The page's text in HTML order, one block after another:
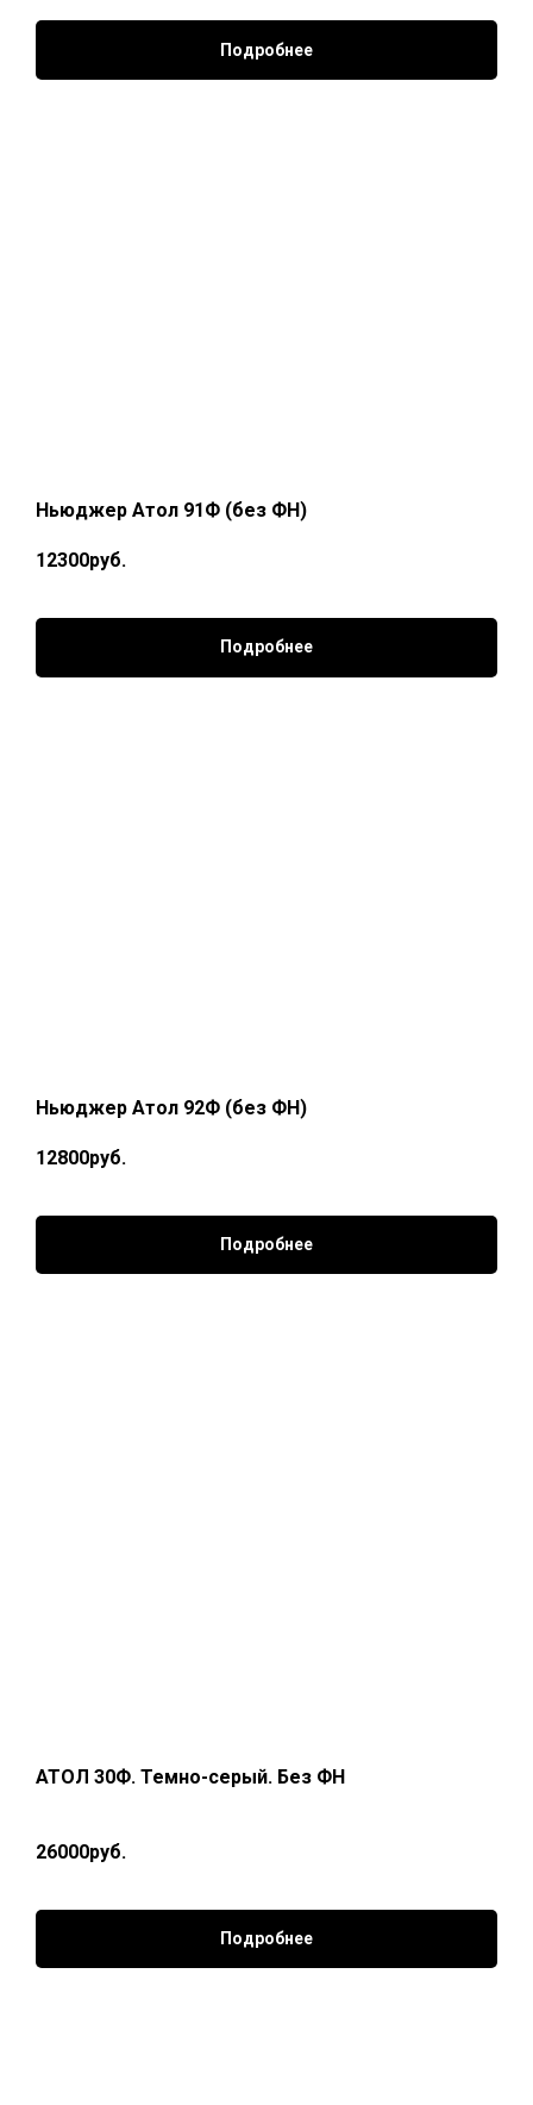
Подробнее
Ньюджер Атол 91Ф (без ФН)
12300руб.
Подробнее
Ньюджер Атол 92Ф (без ФН)
12800руб.
Подробнее
АТОЛ 30Ф. Темно-серый. Без ФН
26000руб.
Подробнее